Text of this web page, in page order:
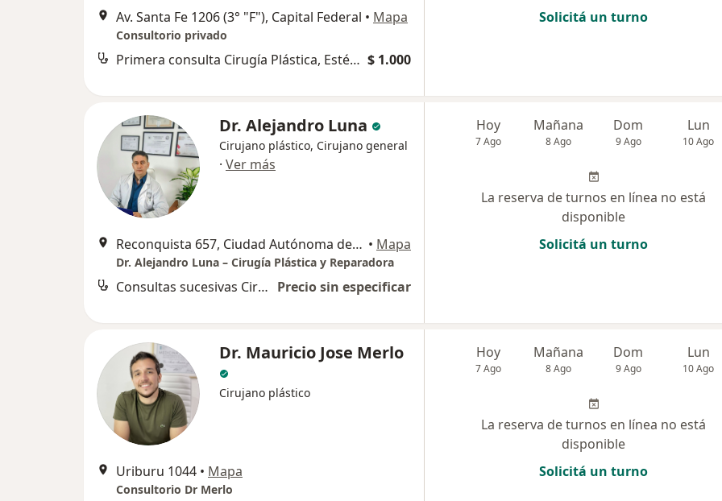
Av. Santa Fe 1206 (3° "F"), Capital Federal • Mapa
Consultorio privado
Primera consulta Cirugía Plástica, Estética y Reparadora $ 1.000
Solicitá un turno
Dr. Alejandro Luna
Cirujano plástico, Cirujano general
· Ver más
Reconquista 657, Ciudad Autónoma de Buenos Aires • Mapa
Dr. Alejandro Luna – Cirugía Plástica y Reparadora
Consultas sucesivas Cirugía Plástica, Estética y Reparadora Precio sin especificar
Hoy
7 Ago
Mañana
8 Ago
Dom
9 Ago
Lun
10 Ago
La reserva de turnos en línea no está
disponible
Solicitá un turno
Dr. Mauricio Jose Merlo
Cirujano plástico
Uriburu 1044 • Mapa
Consultorio Dr Merlo
Hoy
7 Ago
Mañana
8 Ago
Dom
9 Ago
Lun
10 Ago
La reserva de turnos en línea no está
disponible
Solicitá un turno